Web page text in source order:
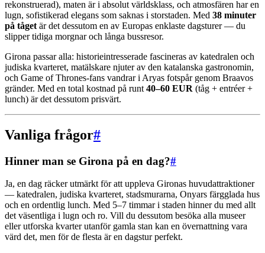
rekonstruerad), maten är i absolut världsklass, och atmosfären har en
lugn, sofistikerad elegans som saknas i storstaden. Med 38 minuter
på tåget är det dessutom en av Europas enklaste dagsturer — du
slipper tidiga morgnar och långa bussresor.
Girona passar alla: historieintresserade fascineras av katedralen och
judiska kvarteret, matälskare njuter av den katalanska gastronomin,
och Game of Thrones-fans vandrar i Aryas fotspår genom Braavos
gränder. Med en total kostnad på runt 40–60 EUR (tåg + entréer +
lunch) är det dessutom prisvärt.
Vanliga frågor#
Hinner man se Girona på en dag?#
Ja, en dag räcker utmärkt för att uppleva Gironas huvudattraktioner
— katedralen, judiska kvarteret, stadsmurarna, Onyars färgglada hus
och en ordentlig lunch. Med 5–7 timmar i staden hinner du med allt
det väsentliga i lugn och ro. Vill du dessutom besöka alla museer
eller utforska kvarter utanför gamla stan kan en övernattning vara
värd det, men för de flesta är en dagstur perfekt.